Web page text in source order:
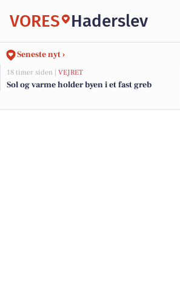
VORES Haderslev
Seneste nyt ›
18 timer siden | VEJRET
Sol og varme holder byen i et fast greb